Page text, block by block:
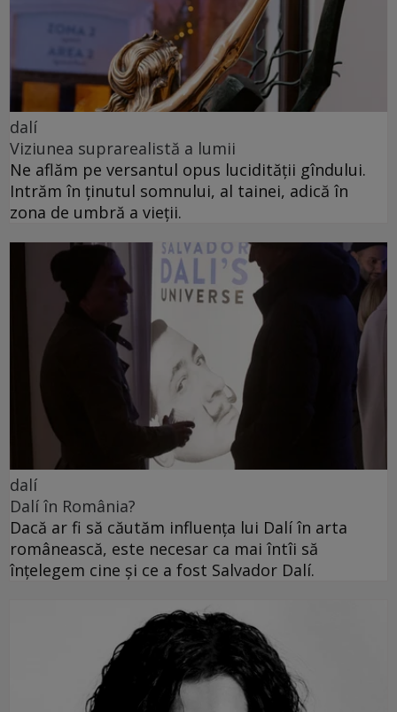
dalí
Viziunea suprarealistă a lumii
Ne aflăm pe versantul opus lucidității gîndului.
Intrăm în ținutul somnului, al tainei, adică în
zona de umbră a vieții.
dalí
Dalí în România?
Dacă ar fi să căutăm influența lui Dalí în arta
românească, este necesar ca mai întîi să
înțelegem cine și ce a fost Salvador Dalí.